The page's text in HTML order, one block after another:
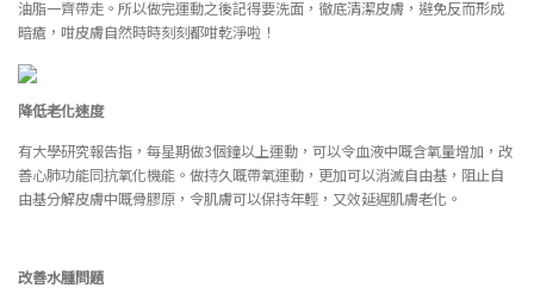
油脂一齊帶走。所以做完運動之後記得要洗面，徹底清潔皮膚，避免反而形成
暗瘡，咁皮膚自然時時刻刻都咁乾淨啦！
降低老化速度
有大學研究報告指，每星期做3個鐘以上運動，可以令血液中嘅含氧量增加，改
善心肺功能同抗氧化機能。做持久嘅帶氧運動，更加可以消滅自由基，阻止自
由基分解皮膚中嘅骨膠原，令肌膚可以保持年輕，又效延遲肌膚老化。
改善水腫問題